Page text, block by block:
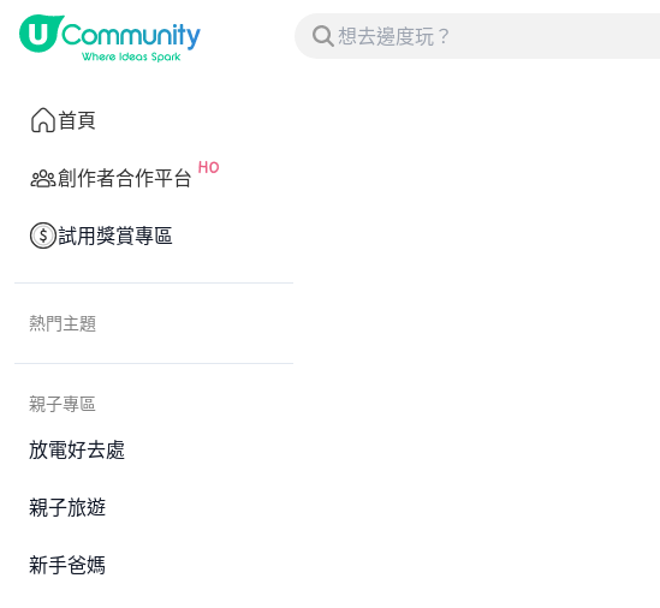
首頁
創作者合作平台
試用獎賞專區
熱門主題
親子專區
放電好去處
親子旅遊
新手爸媽